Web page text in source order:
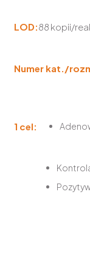
LOD:88 kopii/
Numer kat./
1 cel: